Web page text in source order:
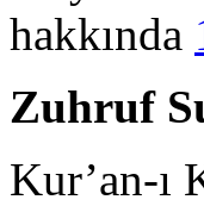
hakkında
Zuhruf
Kur’an-ı